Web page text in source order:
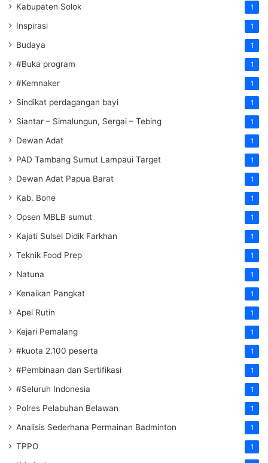
Kabupaten Solok 1
Inspirasi 1
Budaya 1
#Buka program 1
#Kemnaker 1
Sindikat perdagangan bayi 1
Siantar – Simalungun, Sergai – Tebing 1
Dewan Adat 1
PAD Tambang Sumut Lampaui Target 1
Dewan Adat Papua Barat 1
Kab. Bone 1
Opsen MBLB sumut 1
Kajati Sulsel Didik Farkhan 1
Teknik Food Prep 1
Natuna 1
Kenaikan Pangkat 1
Apel Rutin 1
Kejari Pemalang 1
#kuota 2.100 peserta 1
#Pembinaan dan Sertifikasi 1
#Seluruh Indonesia 1
Polres Pelabuhan Belawan 1
Analisis Sederhana Permainan Badminton 1
TPPO 1